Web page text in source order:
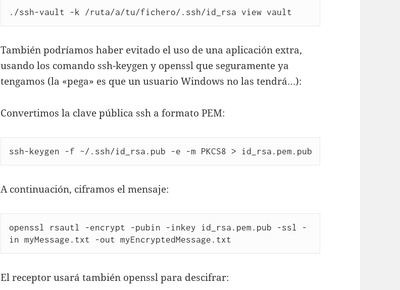
./ssh-vault -k /ruta/a/tu/fichero/.ssh/id_rsa view vault
También podríamos haber evitado el uso de una aplicación extra,
usando los comando ssh-keygen y openssl que seguramente ya
tengamos (la «pega» es que un usuario Windows no las tendrá…):
Convertimos la clave pública ssh a formato PEM:
A continuación, ciframos el mensaje:
openssl rsautl -encrypt -pubin -inkey id_rsa.pem.pub -ssl -
in myMessage.txt -out myEncryptedMessage.txt
El receptor usará también openssl para descifrar: